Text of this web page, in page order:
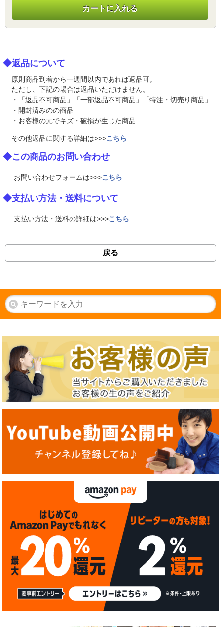
カートに入れる
◆返品について
原則商品到着から一週間以内であれば返品可。
ただし、下記の場合は返品いただけません。
・「返品不可商品」「一部返品不可商品」「特注・切売り商品」
・開封済みのの商品
・お客様の元でキズ・破損が生じた商品
その他返品に関する詳細は>>>こちら
◆この商品のお問い合わせ
お問い合わせフォームは>>>こちら
◆支払い方法・送料について
支払い方法・送料の詳細は>>>こちら
戻る